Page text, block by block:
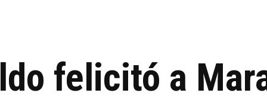
felicitó a